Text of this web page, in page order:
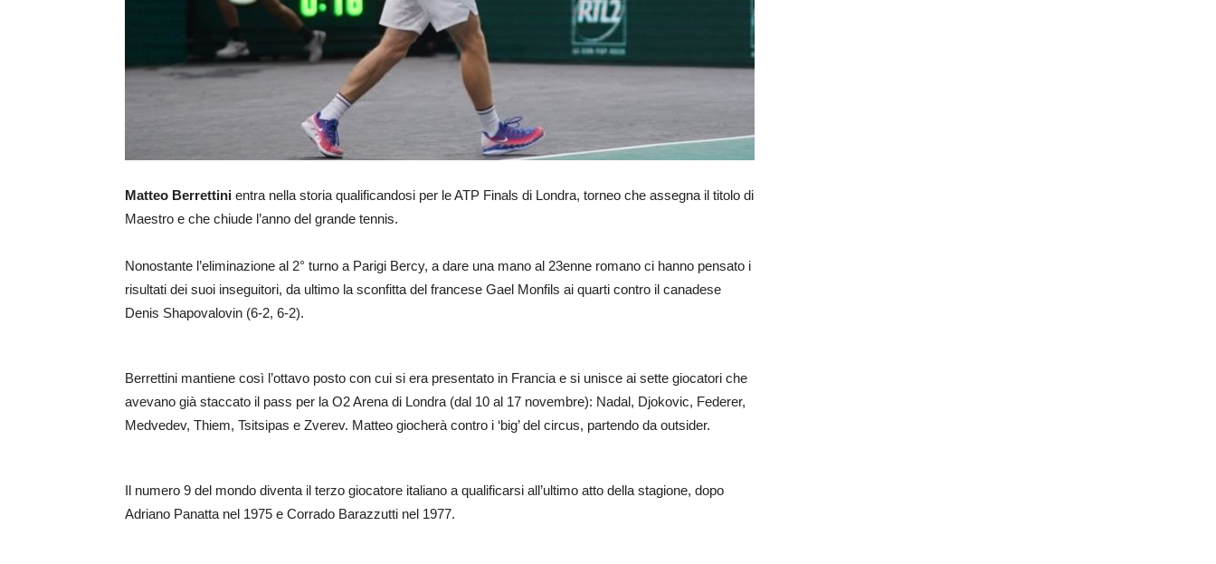
Matteo Berrettini entra nella storia qualificandosi per le ATP Finals di Londra, torneo che assegna il titolo di
Maestro e che chiude l’anno del grande tennis.
Nonostante l’eliminazione al 2° turno a Parigi Bercy, a dare una mano al 23enne romano ci hanno pensato i
risultati dei suoi inseguitori, da ultimo la sconfitta del francese Gael Monfils ai quarti contro il canadese
Denis Shapovalovin (6-2, 6-2).
Berrettini mantiene così l’ottavo posto con cui si era presentato in Francia e si unisce ai sette giocatori che
avevano già staccato il pass per la O2 Arena di Londra (dal 10 al 17 novembre): Nadal, Djokovic, Federer,
Medvedev, Thiem, Tsitsipas e Zverev. Matteo giocherà contro i ‘big’ del circus, partendo da outsider.
Il numero 9 del mondo diventa il terzo giocatore italiano a qualificarsi all’ultimo atto della stagione, dopo
Adriano Panatta nel 1975 e Corrado Barazzutti nel 1977.